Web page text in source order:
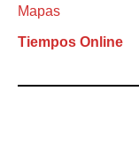
Mapas
Tiempos Online